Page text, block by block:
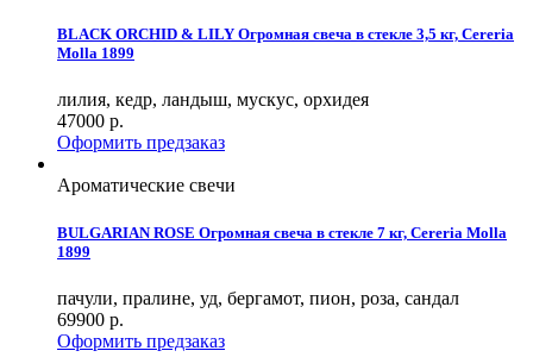
BLACK ORCHID & LILY Огромная свеча в стекле 3,5 кг, Cereria
Molla 1899
лилия, кедр, ландыш, мускус, орхидея
47000 р.
Оформить предзаказ
Ароматические свечи
BULGARIAN ROSE Огромная свеча в стекле 7 кг, Cereria Molla
1899
пачули, пралине, уд, бергамот, пион, роза, сандал
69900 р.
Оформить предзаказ